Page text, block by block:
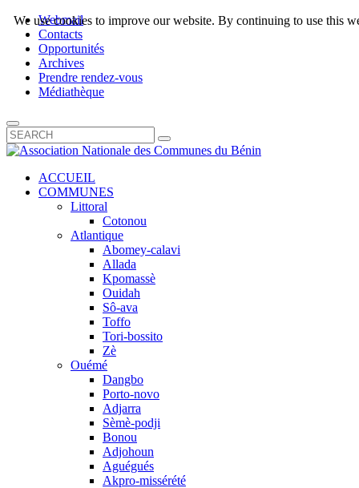
Webmail
Contacts
Opportunités
Archives
Prendre rendez-vous
Médiathèque
ACCUEIL
COMMUNES
Littoral
Cotonou
Atlantique
Abomey-calavi
Allada
Kpomassè
Ouidah
Sô-ava
Toffo
Tori-bossito
Zè
Ouémé
Dangbo
Porto-novo
Adjarra
Sèmè-podji
Bonou
Adjohoun
Aguégués
Akpro-missérété
We use cookies to improve our website. By continuing to use this